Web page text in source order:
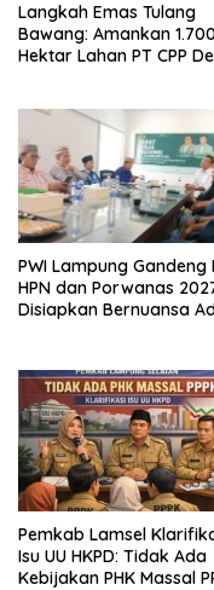
Langkah Emas Tulang
Bawang: Amankan 1.700
Hektar Lahan PT CPP
PWI Lampung Gandeng
HPN dan Porwanas
Disiapkan Bernuansa
Pemkab Lamsel
Isu UU HKPD: Tidak Ada
Kebijakan PHK Massal